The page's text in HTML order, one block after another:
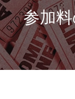
参加